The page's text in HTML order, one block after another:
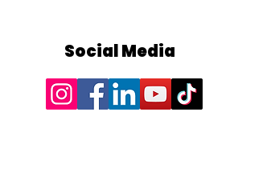
Social Media